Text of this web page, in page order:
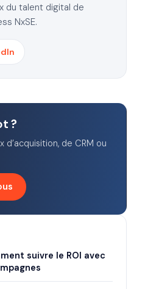
du talent digital de
NxSE.
?
d’acquisition, de CRM ou
suivre le ROI avec